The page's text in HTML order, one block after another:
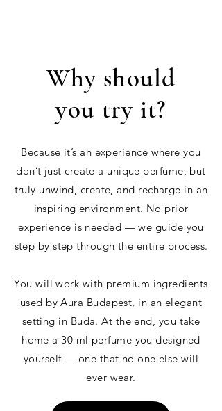
Why should
you try it?
Because it’s an experience where you
don’t just create a unique perfume, but
truly unwind, create, and recharge in an
inspiring environment. No prior
experience is needed — we guide you
step by step through the entire process.
You will work with premium ingredients
used by Aura Budapest, in an elegant
setting in Buda. At the end, you take
home a 30 ml perfume you designed
yourself — one that no one else will
ever wear.